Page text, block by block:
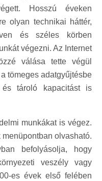
Hosszú éveken
olyan technikai háttér,
és széles körben
végezni. Az Internet
válása tette végül
tömeges adatgyűjtésbe
tároló kapacitást is
munkákat is végez.
olvasható.
befolyásolja, hogy
veszély vagy
es évek első felében